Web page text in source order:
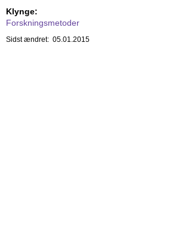
Klynge:
Forskningsmetoder
Sidst ændret: 05.01.2015